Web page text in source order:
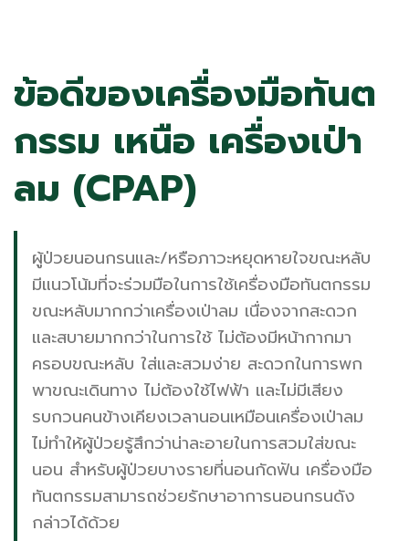
ข้อดีของเครื่องมือทันต
กรรม เหนือ เครื่องเป่า
ลม (CPAP)
ผู้ป่วยนอนกรนและ/หรือภาวะหยุดหายใจขณะหลับ
มีแนวโน้มที่จะร่วมมือในการใช้เครื่องมือทันตกรรม
ขณะหลับมากกว่าเครื่องเป่าลม เนื่องจากสะดวก
และสบายมากกว่าในการใช้ ไม่ต้องมีหน้ากากมา
ครอบขณะหลับ ใส่และสวมง่าย สะดวกในการพก
พาขณะเดินทาง ไม่ต้องใช้ไฟฟ้า และไม่มีเสียง
รบกวนคนข้างเคียงเวลานอนเหมือนเครื่องเป่าลม
ไม่ทำให้ผู้ป่วยรู้สึกว่าน่าละอายในการสวมใส่ขณะ
นอน สำหรับผู้ป่วยบางรายที่นอนกัดฟัน เครื่องมือ
ทันตกรรมสามารถช่วยรักษาอาการนอนกรนดัง
กล่าวได้ด้วย